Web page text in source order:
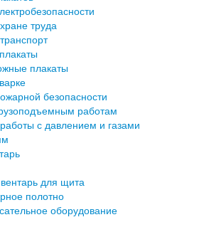
труда
плакаты
безопасности
работам
с давлением и газами
для щита
полотно
оборудование